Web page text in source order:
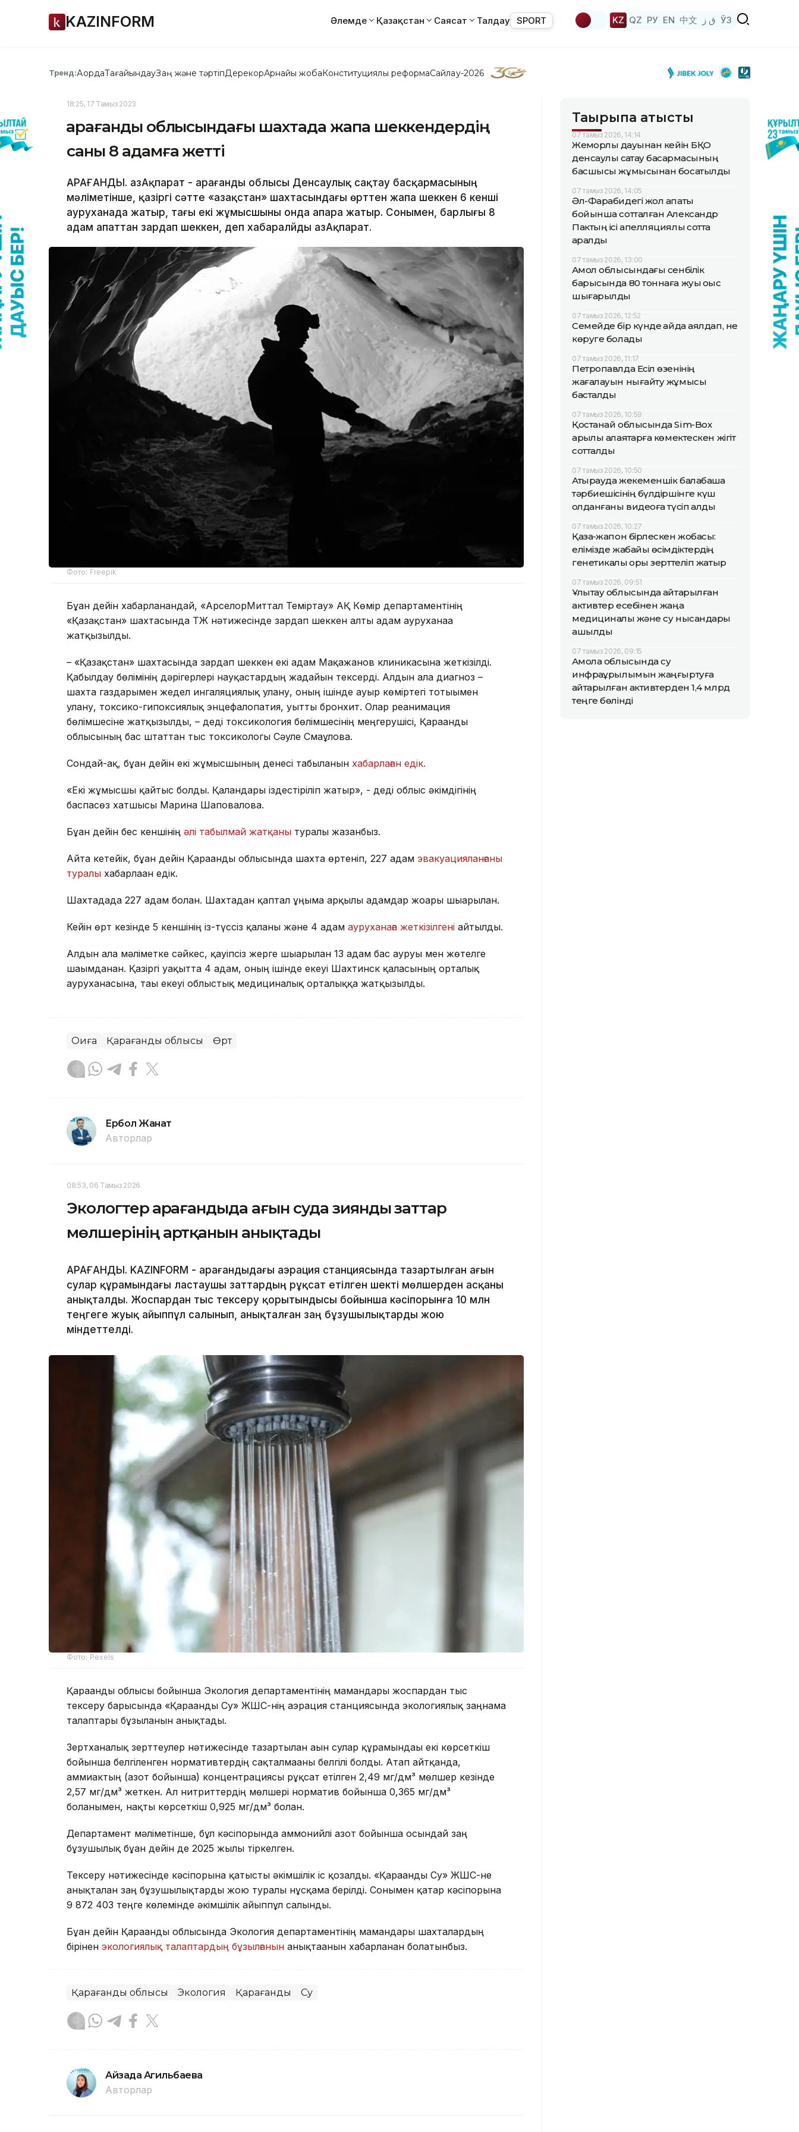
KAZINFORM Әлемде Қазақстан Саясат Талдау SPORT KZ QZ РУ EN 中文 ق ز ЎЗ
Тренд:АқордаТағайындауЗаң және тәртіпДерекқорАрнайы жобаКонституциялық реформаСайлау-2026
18:25, 17 Тамыз 2023
Қарағанды облысындағы шахтада жапа шеккендердің
саны 8 адамға жетті
ҚАРАҒАНДЫ. ҚазАқпарат - Қарағанды облысы Денсаулық сақтау басқармасының
мәліметінше, қазіргі сәтте «Қазақстан» шахтасындағы өрттен жапа шеккен 6 кенші
ауруханада жатыр, тағы екі жұмысшыны онда апара жатыр. Сонымен, барлығы 8
адам апаттан зардап шеккен, деп хабаралйды ҚазАқпарат.
Фото: Freepik
Бұған дейін хабарланғандай, «АрселорМиттал Теміртау» АҚ Көмір департаментінің
«Қазақстан» шахтасында ТЖ нәтижесінде зардап шеккен алты адам ауруханаға
жатқызылды.
– «Қазақстан» шахтасында зардап шеккен екі адам Мақажанов клиникасына жеткізілді.
Қабылдау бөлімінің дәрігерлері науқастардың жағдайын тексерді. Алдын ала диагноз –
шахта газдарымен жедел ингаляциялық улану, оның ішінде ауыр көміртегі тотығымен
улану, токсико-гипоксиялық энцефалопатия, уытты бронхит. Олар реанимация
бөлімшесіне жатқызылды, – деді токсикология бөлімшесінің меңгерушісі, Қарағанды
облысының бас штаттан тыс токсикологы Сәуле Смағұлова.
Сондай-ақ, бұған дейін екі жұмысшының денесі табылғанын хабарлаған едік.
«Екі жұмысшы қайтыс болды. Қалғандары іздестіріліп жатыр», - деді облыс әкімдігінің
баспасөз хатшысы Марина Шаповалова.
Бұған дейін бес кеншінің әлі табылмай жатқаны туралы жазғанбыз.
Айта кетейік, бұған дейін Қарағанды облысында шахта өртеніп, 227 адам эвакуацияланғаны
туралы хабарлаған едік.
Шахтадада 227 адам болған. Шахтадан қаптал ұңғыма арқылы адамдар жоғары шығарылған.
Кейін өрт кезінде 5 кеншінің із-түссіз қалғаны және 4 адам ауруханаға жеткізілгені айтылды.
Алдын ала мәліметке сәйкес, қауіпсіз жерге шығарылған 13 адам бас ауруы мен жөтелге
шағымданған. Қазіргі уақытта 4 адам, оның ішінде екеуі Шахтинск қаласының орталық
ауруханасына, тағы екеуі облыстық медициналық орталыққа жатқызылды.
Оқиға Қарағанды облысы Өрт
Ербол Жанат
Авторлар
08:53, 06 Тамыз 2026
Экологтер Қарағандыда ағын суда зиянды заттар
мөлшерінің артқанын анықтады
ҚАРАҒАНДЫ. KAZINFORM - Қарағандыдағы аэрация станциясында тазартылған ағын
сулар құрамындағы ластаушы заттардың рұқсат етілген шекті мөлшерден асқаны
анықталды. Жоспардан тыс тексеру қорытындысы бойынша кәсіпорынға 10 млн
теңгеге жуық айыппұл салынып, анықталған заң бұзушылықтарды жою
міндеттелді.
Фото: Pexels
Қарағанды облысы бойынша Экология департаментінің мамандары жоспардан тыс
тексеру барысында «Қарағанды Су» ЖШС-нің аэрация станциясында экологиялық заңнама
талаптары бұзылғанын анықтады.
Зертханалық зерттеулер нәтижесінде тазартылған ағын сулар құрамындағы екі көрсеткіш
бойынша белгіленген нормативтердің сақталмағаны белгілі болды. Атап айтқанда,
аммиактың (азот бойынша) концентрациясы рұқсат етілген 2,49 мг/дм³ мөлшер кезінде
2,57 мг/дм³ жеткен. Ал нитриттердің мөлшері норматив бойынша 0,365 мг/дм³
болғанымен, нақты көрсеткіш 0,925 мг/дм³ болған.
Департамент мәліметінше, бұл кәсіпорында аммонийлі азот бойынша осындай заң
бұзушылық бұған дейін де 2025 жылы тіркелген.
Тексеру нәтижесінде кәсіпорынға қатысты әкімшілік іс қозғалды. «Қарағанды Су» ЖШС-не
анықталған заң бұзушылықтарды жою туралы нұсқама берілді. Сонымен қатар кәсіпорынға
9 872 403 теңге көлемінде әкімшілік айыппұл салынды.
Бұған дейін Қарағанды облысында Экология департаментінің мамандары шахталардың
бірінен экологиялық талаптардың бұзылғанын анықтағанын хабарланған болатынбыз.
Қарағанды облысы Экология Қарағанды Су
Айзада Агильбаева
Авторлар
Тақырыпқа қатысты
07 тамыз 2026, 14:14
Жемқорлық дауынан кейін БҚО
денсаулық сақтау басқармасының
басшысы жұмысынан босатылды
07 тамыз 2026, 14:05
Әл-Фарабидегі жол апаты
бойынша сотталған Александр
Пактың ісі апелляциялық сотта
қаралды
07 тамыз 2026, 13:00
Ақмол облысындағы сенбілік
барысында 80 тоннаға жуық қоқыс
шығарылды
07 тамыз 2026, 12:52
Семейде бір күнде қайда аялдап, не
көруге болады
07 тамыз 2026, 11:17
Петропавлда Есіл өзенінің
жағалауын нығайту жұмысы
басталды
07 тамыз 2026, 10:59
Қостанай облысында Sim-Box
арқылы алаяқтарға көмектескен жігіт
сотталды
07 тамыз 2026, 10:50
Атырауда жекеменшік балабақша
тәрбиешісінің бүлдіршінге күш
қолданғаны видеоға түсіп қалды
07 тамыз 2026, 10:27
Қазақ-жапон бірлескен жобасы:
елімізде жабайы өсімдіктердің
генетикалық қоры зерттеліп жатыр
07 тамыз 2026, 09:51
Ұлытау облысында қайтарылған
активтер есебінен жаңа
медициналық және су нысандары
ашылды
07 тамыз 2026, 09:15
Ақмола облысында су
инфрақұрылымын жаңғыртуға
қайтарылған активтерден 1,4 млрд
теңге бөлінді